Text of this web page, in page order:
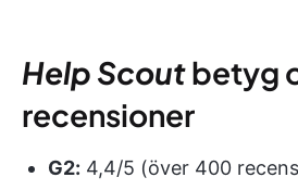
Help Scoutbetyg
recensioner
G2: 4,4/5 (över 400